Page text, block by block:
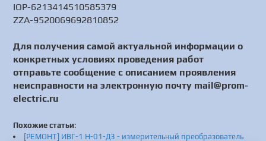
IOP-6213414510585379
ZZA-9520069692810852
Для получения самой актуальной информации о
конкретных условиях проведения работ
отправьте сообщение с описанием проявления
неисправности на электронную почту mail@prom-
electric.ru
Похожие статьи:
[РЕМОНТ] ИВГ-1 Н-01-Д3 - измерительный преобразователь